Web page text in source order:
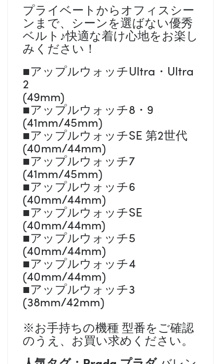
プライベートからオフィスシー
ンまで、シーンを選ばない優秀
ベルト♪快適な着け心地をお楽し
みください！
■アップルウォッチUltra・Ultra
2
(49mm)
■アップルウォッチ8・9
(41mm/45mm)
■アップルウォッチSE 第2世代
(40mm/44mm)
■アップルウォッチ7
(41mm/45mm)
■アップルウォッチ6
(40mm/44mm)
■アップルウォッチSE
(40mm/44mm)
■アップルウォッチ5
(40mm/44mm)
■アップルウォッチ4
(40mm/44mm)
■アップルウォッチ3
(38mm/42mm)
※お手持ちの機種 型番をご確認
のうえ、お買い求めください。